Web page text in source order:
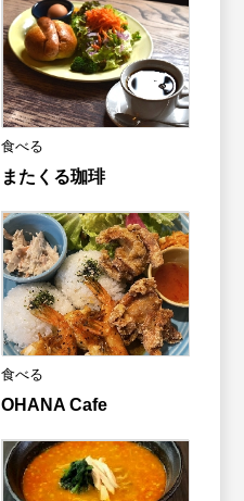
食べる
またくる珈琲
食べる
OHANA Cafe